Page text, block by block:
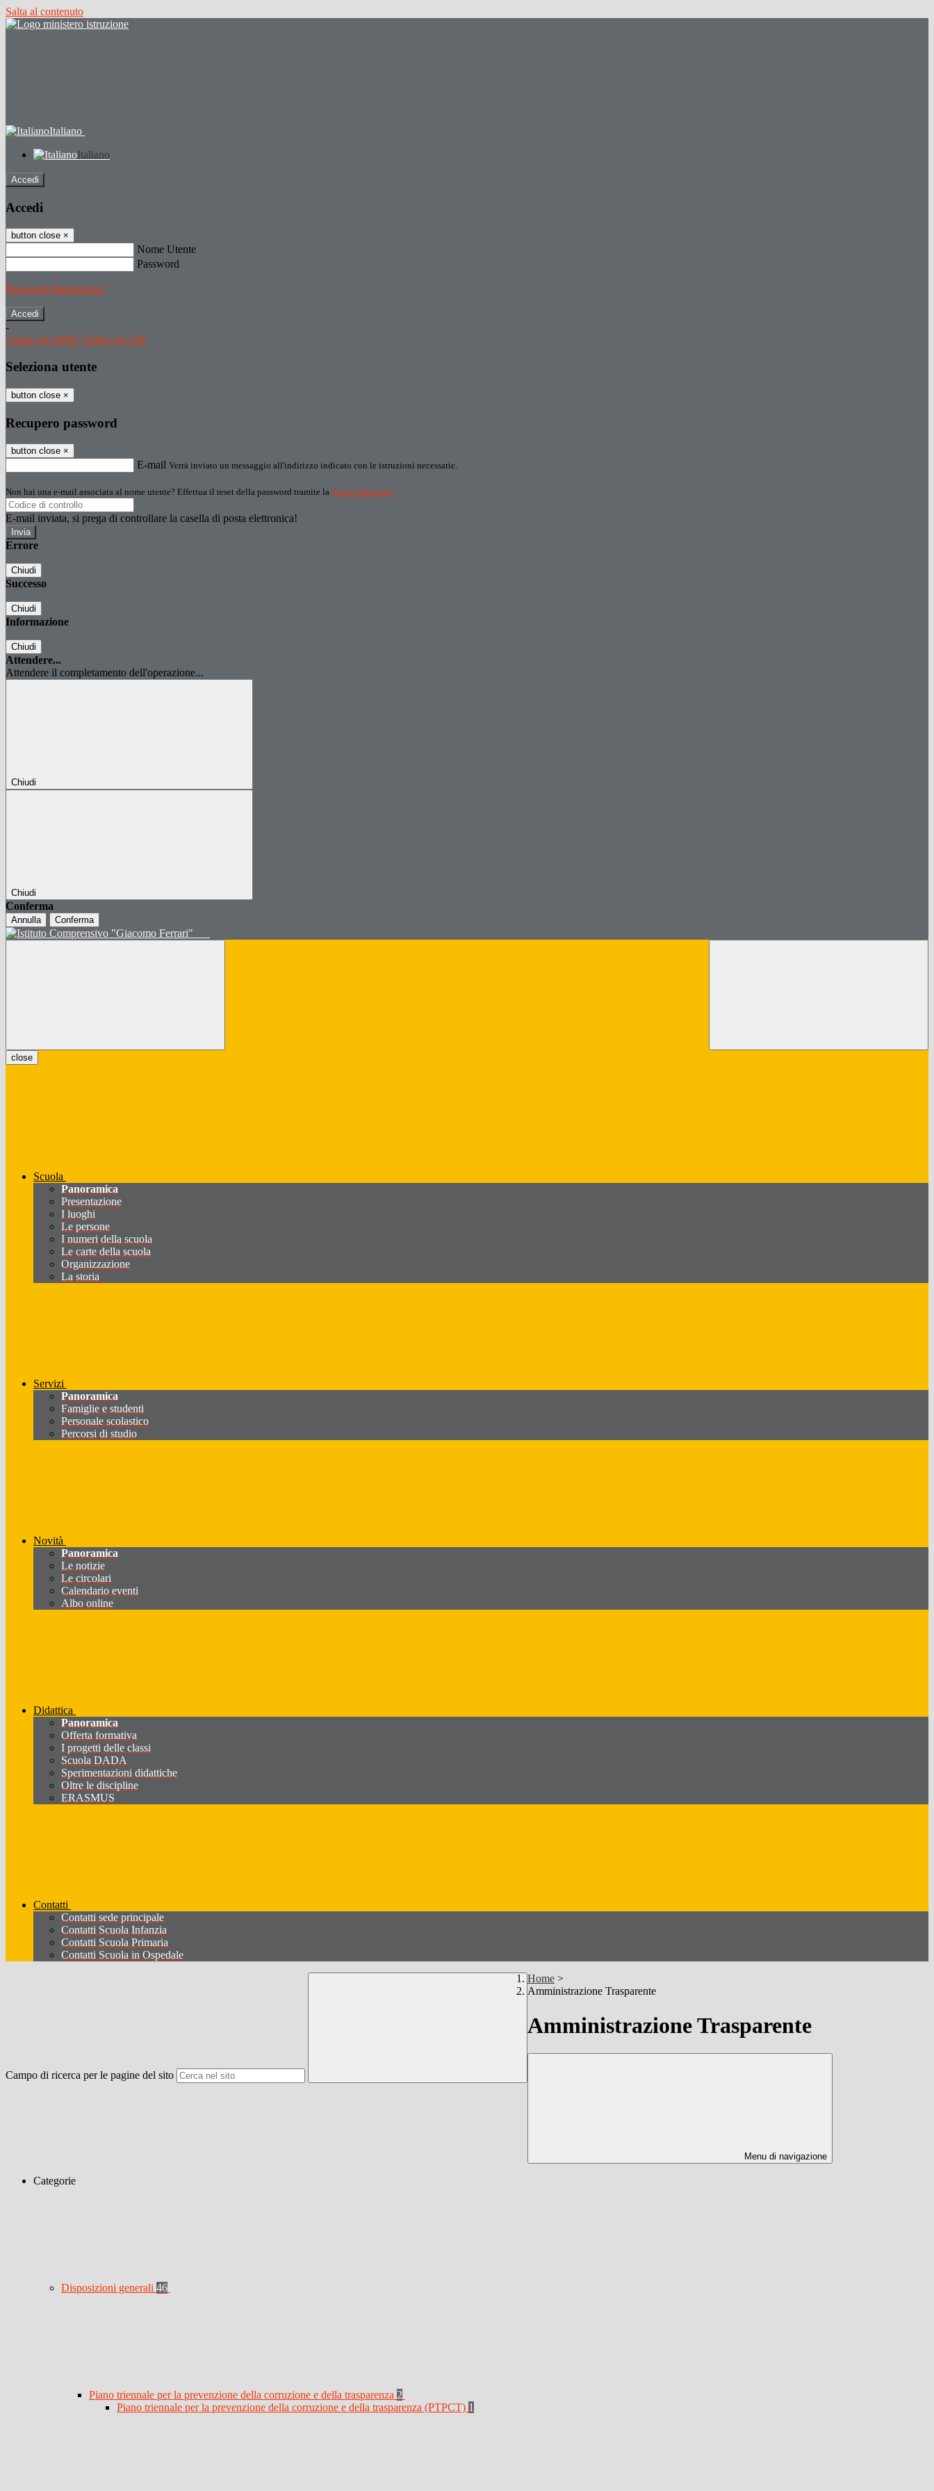
Salta al contenuto
Italiano
Italiano
Accedi
Accedi
button close ×
Nome Utente
Password
Password dimenticata?
-
Entra con SPID Entra con CIE
Seleziona utente
button close ×
Recupero password
button close ×
E-mail Verrà inviato un messaggio all'indirizzo indicato con le istruzioni necessarie.
Non hai una e-mail associata al nome utente? Effettua il reset della password tramite la Login Spaggiari
E-mail inviata, si prega di controllare la casella di posta elettronica!
Errore
Chiudi
Successo
Chiudi
Informazione
Chiudi
Attendere...
Attendere il completamento dell'operazione...
Chiudi
Chiudi
Conferma
Annulla Conferma
close
Scuola
Panoramica
Presentazione
I luoghi
Le persone
I numeri della scuola
Le carte della scuola
Organizzazione
La storia
Servizi
Panoramica
Famiglie e studenti
Personale scolastico
Percorsi di studio
Novità
Panoramica
Le notizie
Le circolari
Calendario eventi
Albo online
Didattica
Panoramica
Offerta formativa
I progetti delle classi
Scuola DADA
Sperimentazioni didattiche
Oltre le discipline
ERASMUS
Contatti
Contatti sede principale
Contatti Scuola Infanzia
Contatti Scuola Primaria
Contatti Scuola in Ospedale
Campo di ricerca per le pagine del sito
Home >
Amministrazione Trasparente
Amministrazione Trasparente
Menu di navigazione
Categorie
Disposizioni generali 46
Piano triennale per la prevenzione della corruzione e della trasparenza 2
Piano triennale per la prevenzione della corruzione e della trasparenza (PTPCT) 1